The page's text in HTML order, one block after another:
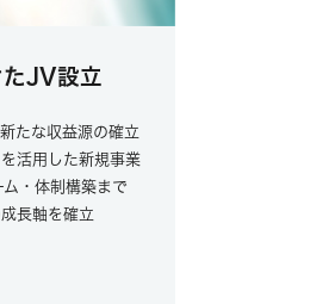
JV設立
たな収益源の確立
活用した新規事業
・体制構築まで
長軸を確立